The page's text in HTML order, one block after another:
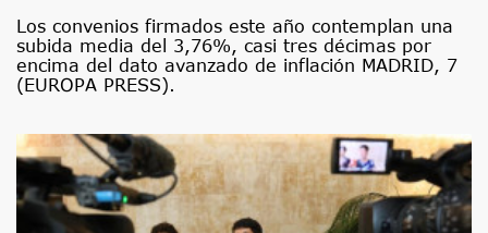
Los convenios firmados este año contemplan una
subida media del 3,76%, casi tres décimas por
encima del dato avanzado de inflación MADRID, 7
(EUROPA PRESS).